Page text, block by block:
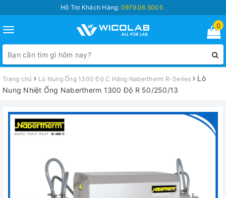
Hỗ Trợ Khách Hàng: 0979.06.5005
Toggle
navigation
0
Trang chủ Lò Nung Ống 1300 Độ C Hãng Nabertherm R-Series
Lò
Nung Nhiệt Ống Nabertherm 1300 Độ R 50/250/13